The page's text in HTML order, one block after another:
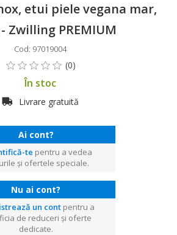
etui piele vegana mar,
Zwilling PREMIUM
Cod: 97019004
În stoc
Livrare gratuită
Ai cont?
te pentru a vedea
și ofertele speciale.
Nu ai cont?
un contpentru a
de reduceri și oferte
dedicate.